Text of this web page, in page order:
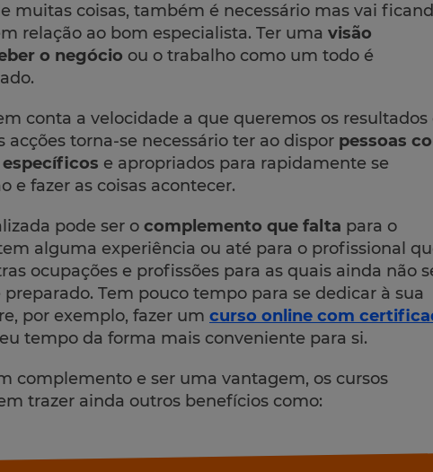
muitas coisas, também é necessário mas vai
relação ao bom especialista. Ter uma visão
o negócio ou o trabalho como um todo é
conta a velocidade a que queremos os resultados
torna-se necessário ter ao dispor pessoas
e apropriados para rapidamente se
e fazer as coisas acontecer.
pode ser o complemento que falta para o
alguma experiência ou até para o profissional
ocupações e profissões para as quais ainda não
Tem pouco tempo para se dedicar à sua
por exemplo, fazer um curso online com
tempo da forma mais conveniente para si.
complemento e ser uma vantagem, os cursos
trazer ainda outros benefícios como: